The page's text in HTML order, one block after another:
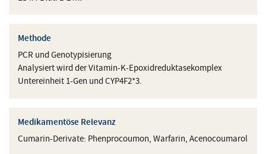
Methode
PCR und Genotypisierung
Analysiert wird der Vitamin-K-Epoxidreduktasekomplex
Untereinheit 1-Gen und CYP4F2*3.
Medikamentöse Relevanz
Cumarin-Derivate: Phenprocoumon, Warfarin, Acenocoumarol